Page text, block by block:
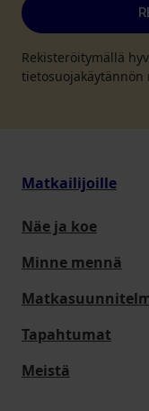
Rekisteröitymällä
tietosuojakäytännön
Matkailijoille
Näe ja koe
Minne mennä
Tapahtumat
Meistä